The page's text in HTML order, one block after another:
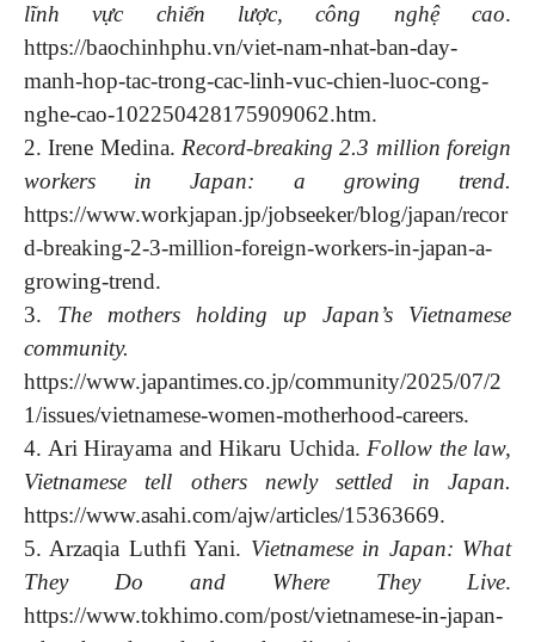
lĩnh vực chiến lược, công nghệ cao.
https://baochinhphu.vn/viet-nam-nhat-ban-day-
manh-hop-tac-trong-cac-linh-vuc-chien-luoc-cong-
nghe-cao-102250428175909062.htm.
2. Irene Medina. Record-breaking 2.3 million foreign
workers in Japan: a growing trend.
https://www.workjapan.jp/jobseeker/blog/japan/recor
d-breaking-2-3-million-foreign-workers-in-japan-a-
growing-trend.
3. The mothers holding up Japan’s Vietnamese
community.
https://www.japantimes.co.jp/community/2025/07/2
1/issues/vietnamese-women-motherhood-careers.
4. Ari Hirayama and Hikaru Uchida. Follow the law,
Vietnamese tell others newly settled in Japan.
https://www.asahi.com/ajw/articles/15363669.
5. Arzaqia Luthfi Yani. Vietnamese in Japan: What
They Do and Where They Live.
https://www.tokhimo.com/post/vietnamese-in-japan-